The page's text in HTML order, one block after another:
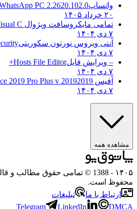
واتساپWhatsApp PC 2.2620.102.0
۲۰ خرداد ۱۴۰۵
تمامی مایکروسافت ویژوال C C++
آنتی ویروس نورتون سکوریتی
– ویرایش فایلHosts File Editor+
آفیس 2019 2019 Microsoft Office 2019 Pro Plus v
مشاهده همه
- 1388 © تمامی حقوق مطالب و
است.
ارتباط با ما
تبلیغات
Telegram
LinkedIn